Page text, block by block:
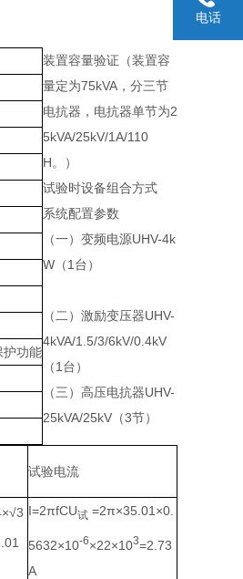
护功能
装置容量验证（装置容
量定为75kVA，分三节
电抗器，电抗器单节为2
5kVA/25kV/1A/110
H。）
试验电流
I=2πfCU试 =2π×35.01×0.
5632×10-6×22×103=2.73
A
试验时设备组合方式
系统配置参数
（一） 变频电源UHV-4k
W（1台）
（二）激励变压器UHV-
4kVA/1.5/3/6kV/0.4kV
（1台）
（三） 高压电抗器UHV-
25kVA/25kV（3节）
电话